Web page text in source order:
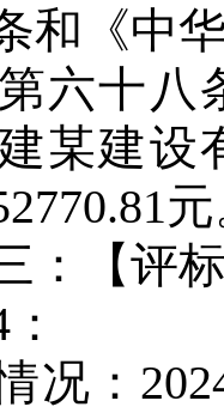
和《中
六十八
某建设
【评标
：2024